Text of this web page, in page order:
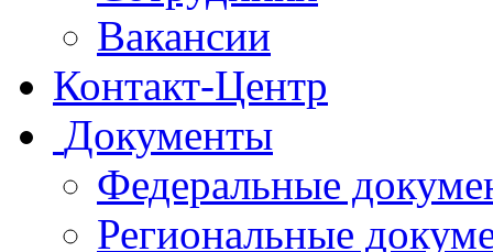
Вакансии
Контакт-Центр
Документы
Федеральные
Региональные